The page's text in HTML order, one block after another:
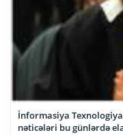
İnformasiya
nəticələri bu günlərdə